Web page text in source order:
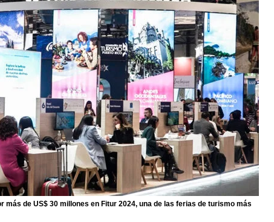
detrás de la banda presidencial que portará Abelardo De La
y el arte de un sastre colombiano reconocido en el mundo LO
de US$ 30 millones en Fitur 2024, una de las ferias de turismo más